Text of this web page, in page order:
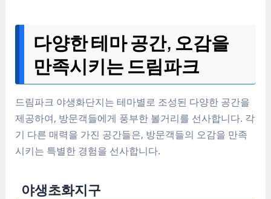
다양한 테마 공간, 오감을
만족시키는 드림파크
드림파크 야생화단지는테마별로 조성된 다양한 공간을
제공하여, 방문객들에게 풍부한 볼거리를 선사합니다. 각
기 다른 매력을 가진 공간들은, 방문객들의 오감을 만족
시키는 특별한 경험을 선사합니다.
야생초화지구